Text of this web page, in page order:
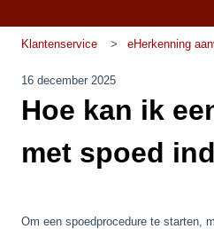
Klantenservice eHerkenning
16 december 2025
Hoe kan ik
met spoed
Om een spoedprocedure te starten,